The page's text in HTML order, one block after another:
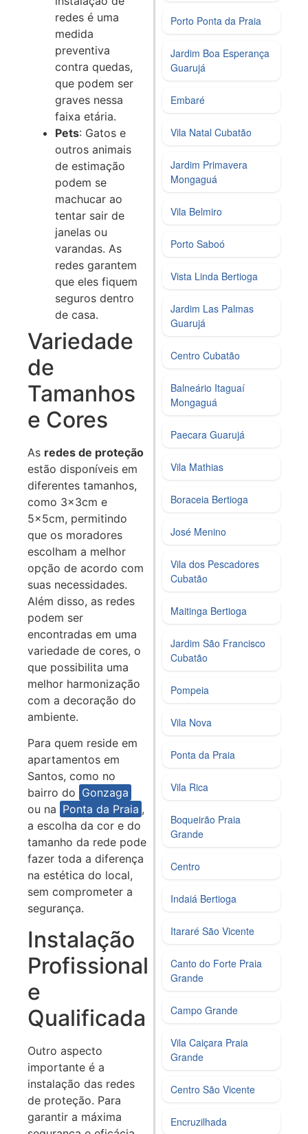
redes é uma
medida
preventiva
contra quedas,
que podem ser
graves nessa
faixa etária.
Pets: Gatos e
outros animais
de estimação
podem se
machucar ao
tentar sair de
janelas ou
varandas. As
redes garantem
que eles fiquem
seguros dentro
de casa.
Variedade
de
Tamanhos
e Cores
As redes de proteção
estão disponíveis em
diferentes tamanhos,
como 3x3cm e
5x5cm, permitindo
que os moradores
escolham a melhor
opção de acordo com
suas necessidades.
Além disso, as redes
podem ser
encontradas em uma
variedade de cores, o
que possibilita uma
melhor harmonização
com a decoração do
ambiente.
Para quem reside em
apartamentos em
Santos, como no
bairro do Gonzaga
ou na Ponta da Praia ,
a escolha da cor e do
tamanho da rede pode
fazer toda a diferença
na estética do local,
sem comprometer a
segurança.
Instalação
Profissional
e
Qualificada
Outro aspecto
importante é a
instalação das redes
de proteção. Para
garantir a máxima
Porto Ponta da Praia
Jardim Boa Esperança
Guarujá
Embaré
Vila Natal Cubatão
Jardim Primavera
Mongaguá
Vila Belmiro
Porto Saboó
Vista Linda Bertioga
Jardim Las Palmas
Guarujá
Centro Cubatão
Balneário Itaguaí
Mongaguá
Paecara Guarujá
Vila Mathias
Boraceia Bertioga
José Menino
Vila dos Pescadores
Cubatão
Maitinga Bertioga
Jardim São Francisco
Cubatão
Pompeia
Vila Nova
Ponta da Praia
Vila Rica
Boqueirão Praia
Grande
Centro
Indaiá Bertioga
Itararé São Vicente
Canto do Forte Praia
Grande
Campo Grande
Vila Caiçara Praia
Grande
Centro São Vicente
Encruzilhada